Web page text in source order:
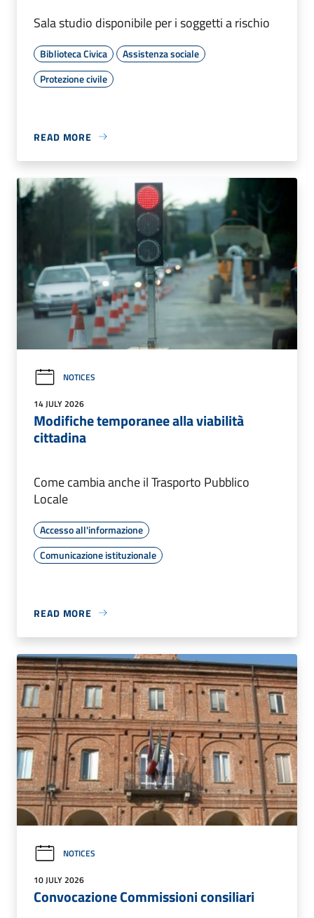
Sala studio disponibile per i soggetti a rischio
Biblioteca Civica
Assistenza sociale
Protezione civile
READ MORE
NOTICES
14 JULY 2026
Modifiche temporanee alla viabilità
cittadina
Come cambia anche il Trasporto Pubblico
Locale
Accesso all'informazione
Comunicazione istituzionale
READ MORE
NOTICES
10 JULY 2026
Convocazione Commissioni consiliari